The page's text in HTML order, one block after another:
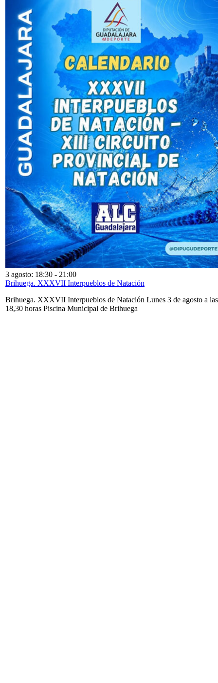
3 agosto: 18:30 - 21:00
Brihuega. XXXVII Interpueblos de Natación
Brihuega. XXXVII Interpueblos de Natación Lunes 3 de agosto a las
18,30 horas Piscina Municipal de Brihuega